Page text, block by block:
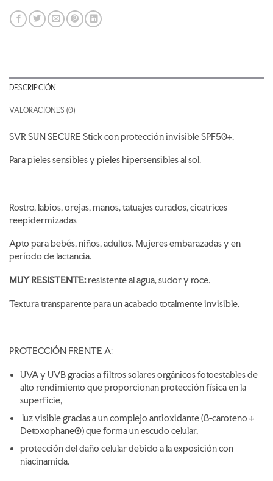
DESCRIPCIÓN
VALORACIONES (0)
SVR SUN SECURE Stick con protección invisible SPF50+.
Para pieles sensibles y pieles hipersensibles al sol.
Rostro, labios, orejas, manos, tatuajes curados, cicatrices
reepidermizadas
Apto para bebés, niños, adultos. Mujeres embarazadas y en
período de lactancia.
MUY RESISTENTE:resistente al agua, sudor y roce.
Textura transparente para un acabado totalmente invisible.
PROTECCIÓN FRENTE A:
UVA y UVB gracias a filtros solares orgánicos fotoestables de
alto rendimiento que proporcionan protección física en la
superficie,
luz visible gracias a un complejo antioxidante (ß-caroteno +
Detoxophane®) que forma un escudo celular,
protección del daño celular debido a la exposición con
niacinamida.